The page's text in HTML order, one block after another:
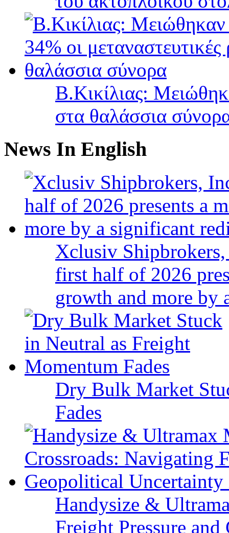
B.Κικίλιας:
στα θαλάσσια
News In English
Xclusiv
first half of 2026
growth and more
Dry Bulk Market
Fades
Handysize &
Freight Pressure